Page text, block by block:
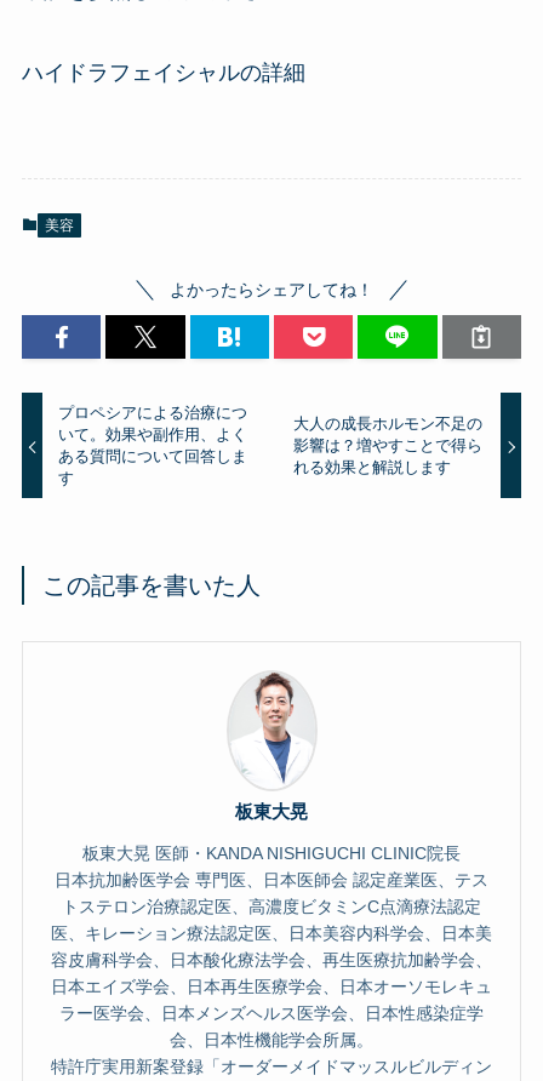
ハイドラフェイシャルの詳細
美容
よかったらシェアしてね！
プロペシアによる治療につ
いて。効果や副作用、よく
ある質問について回答しま
す
大人の成長ホルモン不足の
影響は？増やすことで得ら
れる効果と解説します
この記事を書いた人
板東大晃
板東大晃 医師・KANDA NISHIGUCHI CLINIC院長
日本抗加齢医学会 専門医、日本医師会 認定産業医、テス
トステロン治療認定医、高濃度ビタミンC点滴療法認定
医、キレーション療法認定医、日本美容内科学会、日本美
容皮膚科学会、日本酸化療法学会、再生医療抗加齢学会、
日本エイズ学会、日本再生医療学会、日本オーソモレキュ
ラー医学会、日本メンズヘルス医学会、日本性感染症学
会、日本性機能学会所属。
特許庁実用新案登録「オーダーメイドマッスルビルディン